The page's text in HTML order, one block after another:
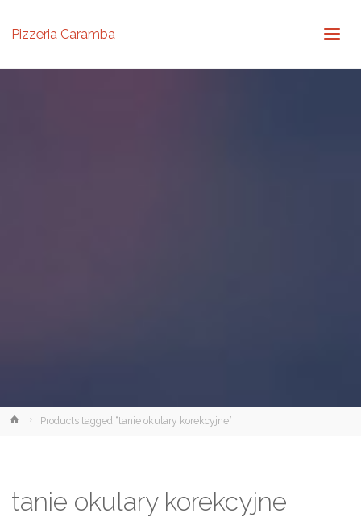
Pizzeria Caramba
StronaProducts tagged “tanie okulary korekcyjne”
tanie okulary korekcyjne